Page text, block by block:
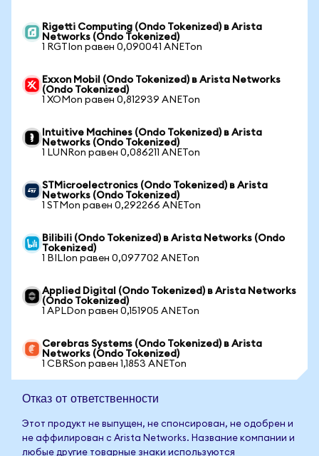
Rigetti Computing (Ondo Tokenized) в Arista
Networks (Ondo Tokenized)
1 RGTIon равен 0,090041 ANETon
Exxon Mobil (Ondo Tokenized) в Arista Networks
(Ondo Tokenized)
1 XOMon равен 0,812939 ANETon
Intuitive Machines (Ondo Tokenized) в Arista
Networks (Ondo Tokenized)
1 LUNRon равен 0,086211 ANETon
STMicroelectronics (Ondo Tokenized) в Arista
Networks (Ondo Tokenized)
1 STMon равен 0,292266 ANETon
Bilibili (Ondo Tokenized) в Arista Networks (Ondo
Tokenized)
1 BILIon равен 0,097702 ANETon
Applied Digital (Ondo Tokenized) в Arista Networks
(Ondo Tokenized)
1 APLDon равен 0,151905 ANETon
Cerebras Systems (Ondo Tokenized) в Arista
Networks (Ondo Tokenized)
1 CBRSon равен 1,1853 ANETon
Отказ от ответственности
Этот продукт не выпущен, не спонсирован, не одобрен и
не аффилирован с Arista Networks. Название компании и
любые другие товарные знаки используются